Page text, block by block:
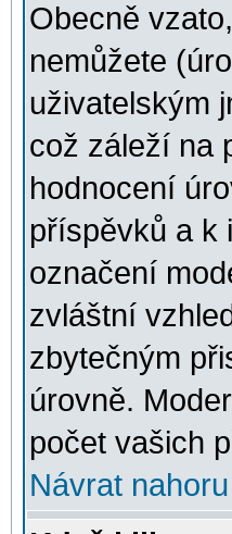
Obecně
nemůžete
uživatelským
což záleží na
hodnocení
příspěvků a k
označení
zvláštní
zbytečným
úrovně.
počet vašich
Návrat nahoru